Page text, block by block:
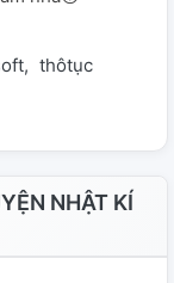
thôtục
NHẬT KÍ